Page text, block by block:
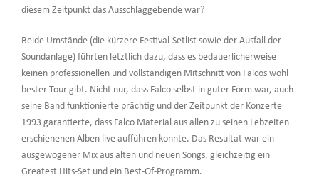
diesem Zeitpunkt das Ausschlaggebende war?
Beide Umstände (die kürzere Festival-Setlist sowie der Ausfall der
Soundanlage) führten letztlich dazu, dass es bedauerlicherweise
keinen professionellen und vollständigen Mitschnitt von Falcos wohl
bester Tour gibt. Nicht nur, dass Falco selbst in guter Form war, auch
seine Band funktionierte prächtig und der Zeitpunkt der Konzerte
1993 garantierte, dass Falco Material aus allen zu seinen Lebzeiten
erschienenen Alben live aufführen konnte. Das Resultat war ein
ausgewogener Mix aus alten und neuen Songs, gleichzeitig ein
Greatest Hits-Set und ein Best-Of-Programm.